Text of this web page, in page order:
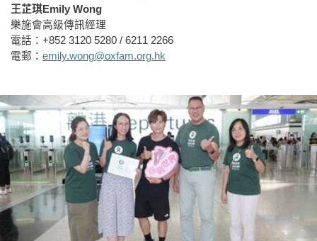
王芷琪Emily Wong
樂施會高級傳訊經理
電話： +852 3120 5280 / 6211 2266
電郵： emily.wong@oxfam.org.hk